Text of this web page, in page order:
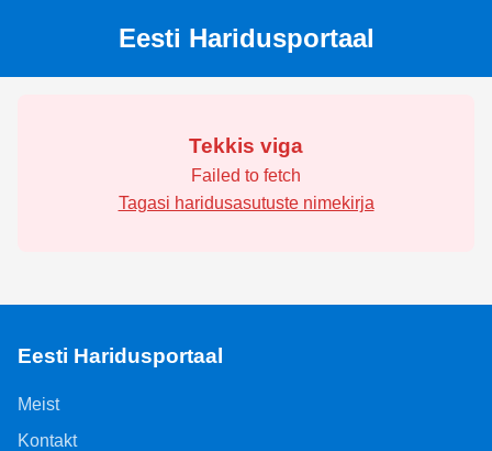
Eesti Haridusportaal
Tekkis viga
Failed to fetch
Tagasi haridusasutuste nimekirja
Eesti Haridusportaal
Meist
Kontakt